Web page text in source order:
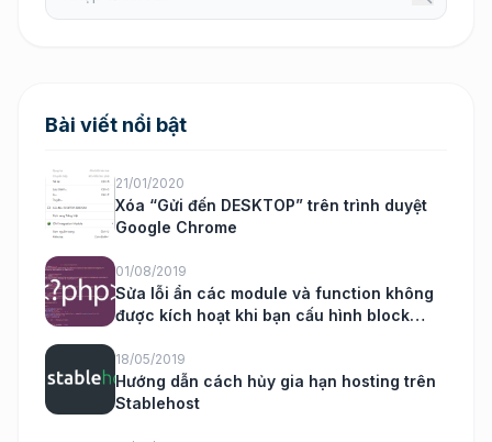
Bài viết nổi bật
21/01/2020
Xóa “Gửi đến DESKTOP” trên trình duyệt
Google Chrome
01/08/2019
Sửa lỗi ẩn các module và function không
được kích hoạt khi bạn cấu hình block
18/05/2019
Hướng dẫn cách hủy gia hạn hosting trên
Stablehost